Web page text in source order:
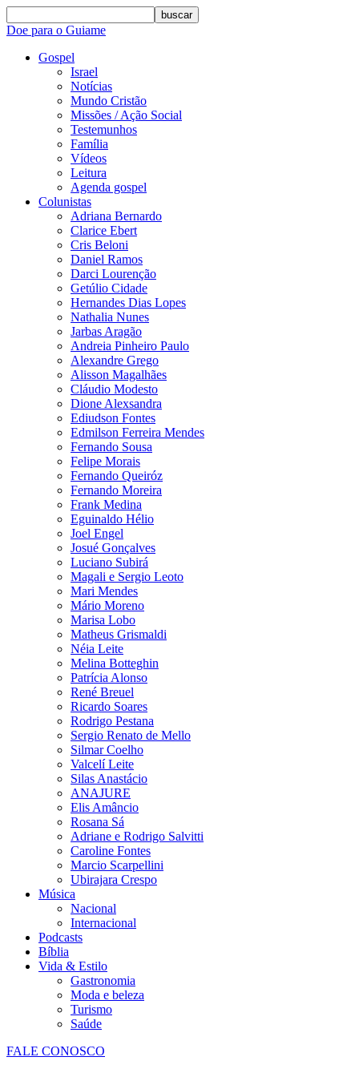
buscar
Doe para o Guiame
Gospel
Israel
Notícias
Mundo Cristão
Missões / Ação Social
Testemunhos
Família
Vídeos
Leitura
Agenda gospel
Colunistas
Adriana Bernardo
Clarice Ebert
Cris Beloni
Daniel Ramos
Darci Lourenção
Getúlio Cidade
Hernandes Dias Lopes
Nathalia Nunes
Jarbas Aragão
Andreia Pinheiro Paulo
Alexandre Grego
Alisson Magalhães
Cláudio Modesto
Dione Alexsandra
Ediudson Fontes
Edmilson Ferreira Mendes
Fernando Sousa
Felipe Morais
Fernando Queiróz
Fernando Moreira
Frank Medina
Eguinaldo Hélio
Joel Engel
Josué Gonçalves
Luciano Subirá
Magali e Sergio Leoto
Mari Mendes
Mário Moreno
Marisa Lobo
Matheus Grismaldi
Néia Leite
Melina Botteghin
Patrícia Alonso
René Breuel
Ricardo Soares
Rodrigo Pestana
Sergio Renato de Mello
Silmar Coelho
Valcelí Leite
Silas Anastácio
ANAJURE
Elis Amâncio
Rosana Sá
Adriane e Rodrigo Salvitti
Caroline Fontes
Marcio Scarpellini
Ubirajara Crespo
Música
Nacional
Internacional
Podcasts
Bíblia
Vida & Estilo
Gastronomia
Moda e beleza
Turismo
Saúde
FALE CONOSCO